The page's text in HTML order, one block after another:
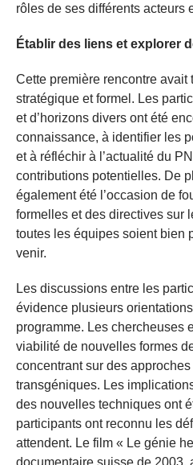
rôles de ses différents acteurs
Établir des liens et explorer
Cette première rencontre avait
stratégique et formel. Les
et d’horizons divers ont été
connaissance, à identifier les
et à réfléchir à l’actualité du
contributions potentielles. De
également été l’occasion de
formelles et des directives sur
toutes les équipes soient bien
venir.
Les discussions entre les
évidence plusieurs
programme. Les chercheuses
viabilité de nouvelles formes
concentrant sur des
transgéniques. Les
des nouvelles techniques ont
participants ont reconnu les
attendent. Le film « Le génie
documentaire suisse de 2003,